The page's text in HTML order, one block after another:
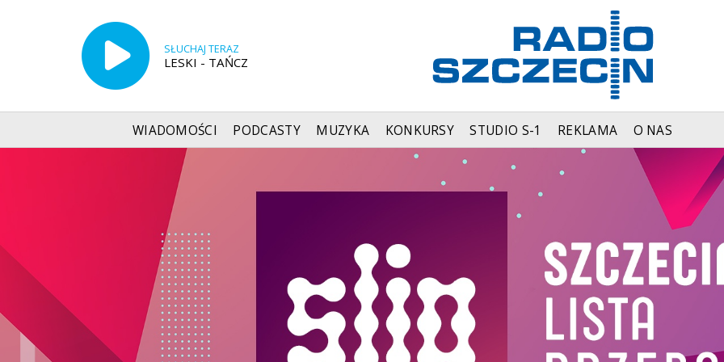
SŁUCHAJ TERAZ
LESKI - TAŃCZ
WIADOMOŚCI PODCASTY MUZYKA KONKURSY STUDIO S-1 REKLAMA O NAS